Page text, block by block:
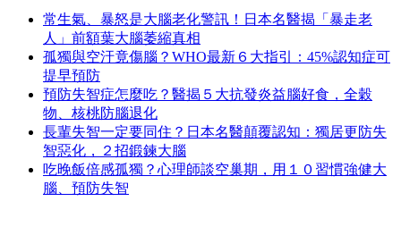
常生氣、暴怒是大腦老化警訊！日本名醫揭「暴走老
人」前額葉大腦萎縮真相
孤獨與空汙竟傷腦？WHO最新６大指引：45%認知症可
提早預防
預防失智症怎麼吃？醫揭５大抗發炎益腦好食，全穀
物、核桃防腦退化
長輩失智一定要同住？日本名醫顛覆認知：獨居更防失
智惡化，２招鍛鍊大腦
吃晚飯倍感孤獨？心理師談空巢期，用１０習慣強健大
腦、預防失智